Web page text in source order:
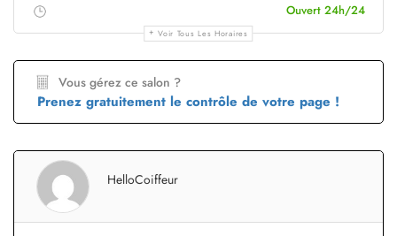
Ouvert 24h/24
Voir Tous Les Horaires
Vous gérez ce salon ?
Prenez gratuitement le contrôle de votre page !
HelloCoiffeur